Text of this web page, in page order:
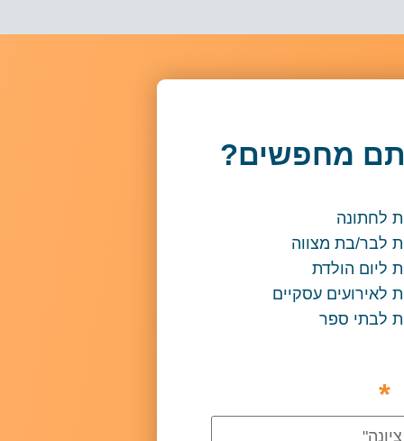
מחפשים?
לחתונה
לבר/בת מצווה
ליום הולדת
לאירועים עסקיים
לבתי ספר